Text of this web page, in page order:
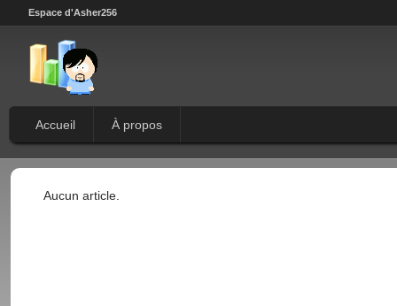
Espace d'Asher256
Accueil À propos
Aucun article.